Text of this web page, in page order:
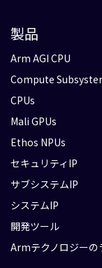
製品
Arm AGI CPU
Compute
CPUs
Mali GPUs
Ethos NPUs
セキュリティIP
サブシステムIP
システムIP
開発ツール
Armテクノロジーの